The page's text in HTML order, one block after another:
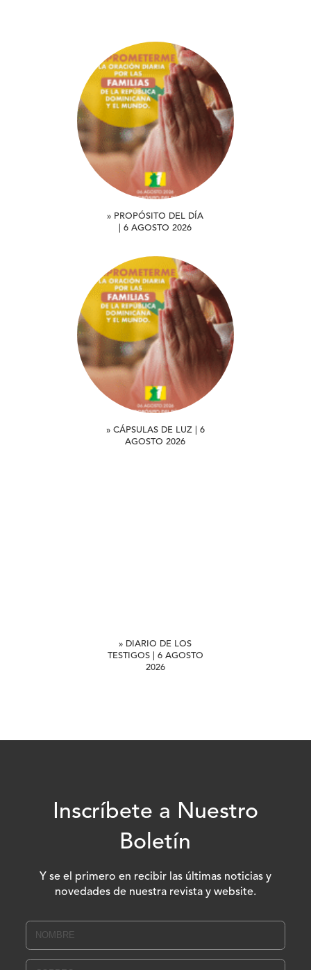
» PROPÓSITO DEL DÍA
| 6 AGOSTO 2026
» CÁPSULAS DE LUZ | 6
AGOSTO 2026
» DIARIO DE LOS
TESTIGOS | 6 AGOSTO
2026
Inscríbete a Nuestro
Boletín
Y se el primero en recibir las últimas noticias y
novedades de nuestra revista y website.